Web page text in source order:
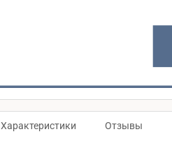
Характеристики Отзывы